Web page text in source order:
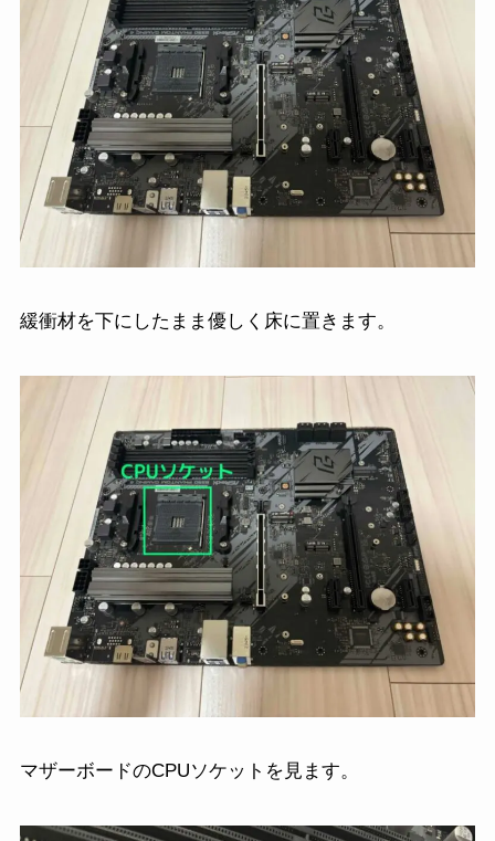
緩衝材を下にしたまま優しく床に置きます。
マザーボードのCPUソケットを見ます。